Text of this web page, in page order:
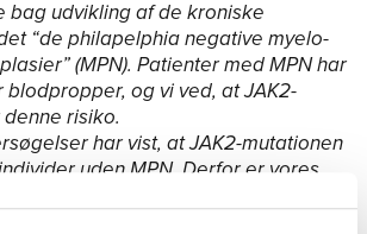
bag udvikling af de kroniske
“de philapelphia negative myelo-
(MPN). Patienter med MPN har
og vi ved, at JAK2-
risiko.
har vist, at JAK2-mutationen
uden MPN. Derfor er vores